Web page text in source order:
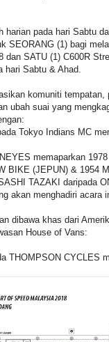
pada hari Sabtu
SEORANG (1) bagi
SATU (1) C600R
hari Sabtu & Ahad.
komuniti tempatan,
ubah suai yang
Tokyo Indians MC
memaparkan
BIKE (JEPUN) & 1954
TAZAKI daripada
akan menghadiri acara
dibawa khas dari
House of Vans:
THOMPSON CYCLES